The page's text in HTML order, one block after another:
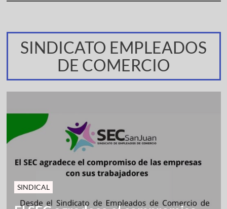
SINDICATO EMPLEADOS
DE COMERCIO
SINDICAL